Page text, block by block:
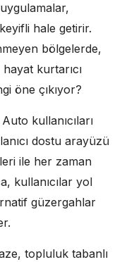
hale getirir.
bölgelerde,
kurtarıcı
öne çıkıyor?
kullanıcıları
dostu arayüzü
ile her zaman
kullanıcılar yol
güzergahlar
topluluk tabanlı